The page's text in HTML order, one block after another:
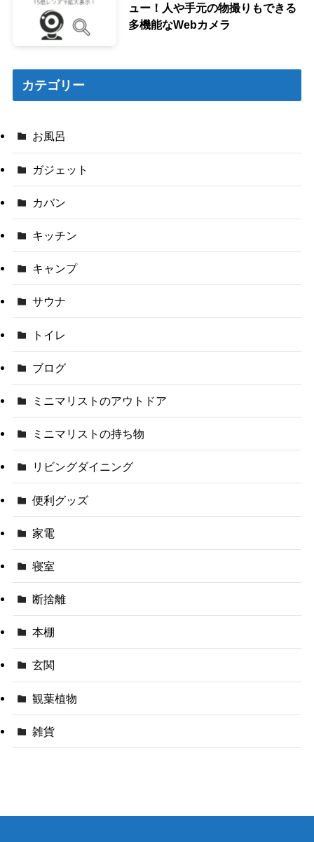
ュー！人や手元の物撮りもできる
多機能なWebカメラ
カテゴリー
お風呂
ガジェット
カバン
キッチン
キャンプ
サウナ
トイレ
ブログ
ミニマリストのアウトドア
ミニマリストの持ち物
リビングダイニング
便利グッズ
家電
寝室
断捨離
本棚
玄関
観葉植物
雑貨